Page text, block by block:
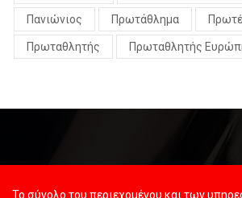
Πανιώνιος Πρωτάθλημα
Πρωταθλητής Πρωταθλητής
Το σύνολο του περιεχομένου και των